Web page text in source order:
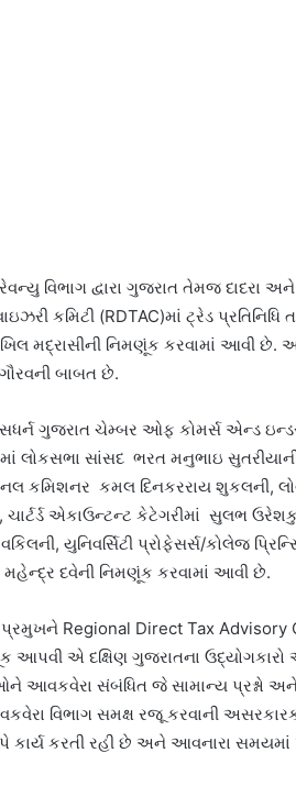
વિભાગ દ્વારા ગુજરાત તેમજ દાદરા
કમિટી (RDTAC)માં ટ્રેડ પ્રતિનિધિ
મદ્રાસીની નિમણૂંક કરવામાં આવી છે.
બાબત છે.
સધર્ન ગુજરાત ચેમ્બર ઓફ કોમર્સ એન્ડ
લોકસભા સાંસદ ભરત મનુભાઇ
કમિશનર કમલ દિનકરરાય શુકલની,
ચાર્ટર્ડ એકાઉન્ટન્ટ કેટેગરીમાં સુલભ
યુનિવર્સિટી પ્રોફેસર્સ/કોલેજ
દવેની નિમણૂંક કરવામાં આવી છે.
પ્રમુખને Regional Direct Tax Advisory
આપવી એ દક્ષિણ ગુજરાતના ઉદ્યોગકારો
આવકવેરા સંબંધિત જે સામાન્ય પ્રશ્નો
વિભાગ સમક્ષ રજૂ કરવાની
કરતી રહી છે અને આવનારા સમયમાં